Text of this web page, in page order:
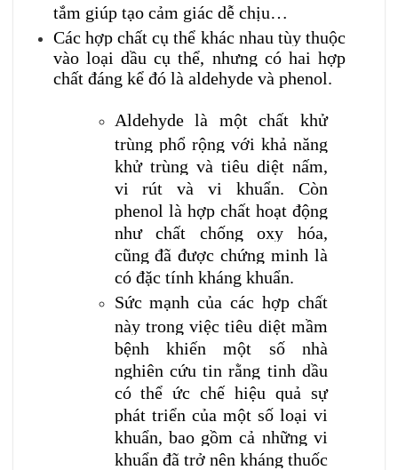
tắm giúp tạo cảm giác dễ chịu…
Các hợp chất cụ thể khác nhau tùy thuộc
vào loại dầu cụ thể, nhưng có hai hợp
chất đáng kể đó là aldehyde và phenol.
Aldehyde là một chất khử
trùng phổ rộng với khả năng
khử trùng và tiêu diệt nấm,
vi rút và vi khuẩn. Còn
phenol là hợp chất hoạt động
như chất chống oxy hóa,
cũng đã được chứng minh là
có đặc tính kháng khuẩn.
Sức mạnh của các hợp chất
này trong việc tiêu diệt mầm
bệnh khiến một số nhà
nghiên cứu tin rằng tinh dầu
có thể ức chế hiệu quả sự
phát triển của một số loại vi
khuẩn, bao gồm cả những vi
khuẩn đã trở nên kháng thuốc